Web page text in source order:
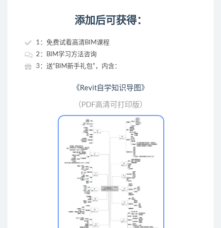
添加后可获得：
1：免费试看高清BIM课程
2：BIM学习方法咨询
3：送“BIM新手礼包”，内含：
《Revit自学知识导图》
（PDF高清可打印版）